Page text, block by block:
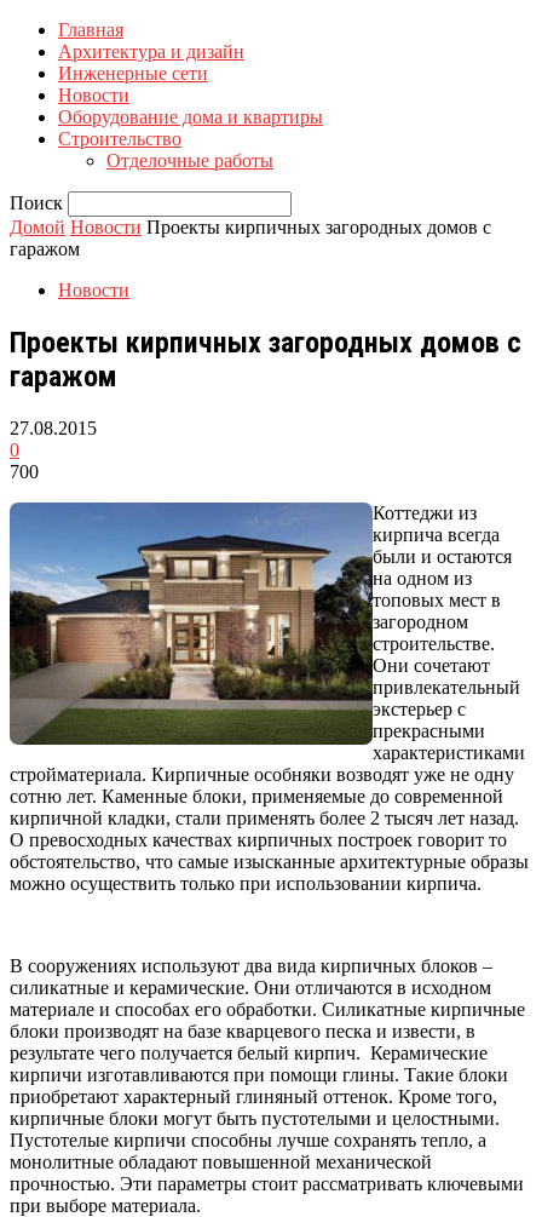
Главная
Архитектура и дизайн
Инженерные сети
Новости
Оборудование дома и квартиры
Строительство
Отделочные работы
Поиск
Домой Новости Проекты кирпичных загородных домов с
гаражом
Новости
Проекты кирпичных загородных домов с
гаражом
27.08.2015
0
700
Коттеджи из
кирпича всегда
были и остаются
на одном из
топовых мест в
загородном
строительстве.
Они сочетают
привлекательный
экстерьер с
прекрасными
характеристиками
стройматериала. Кирпичные особняки возводят уже не одну
сотню лет. Каменные блоки, применяемые до современной
кирпичной кладки, стали применять более 2 тысяч лет назад.
О превосходных качествах кирпичных построек говорит то
обстоятельство, что самые изысканные архитектурные образы
можно осуществить только при использовании кирпича.
В сооружениях используют два вида кирпичных блоков –
силикатные и керамические. Они отличаются в исходном
материале и способах его обработки. Силикатные кирпичные
блоки производят на базе кварцевого песка и извести, в
результате чего получается белый кирпич. Керамические
кирпичи изготавливаются при помощи глины. Такие блоки
приобретают характерный глиняный оттенок. Кроме того,
кирпичные блоки могут быть пустотелыми и целостными.
Пустотелые кирпичи способны лучше сохранять тепло, а
монолитные обладают повышенной механической
прочностью. Эти параметры стоит рассматривать ключевыми
при выборе материала.